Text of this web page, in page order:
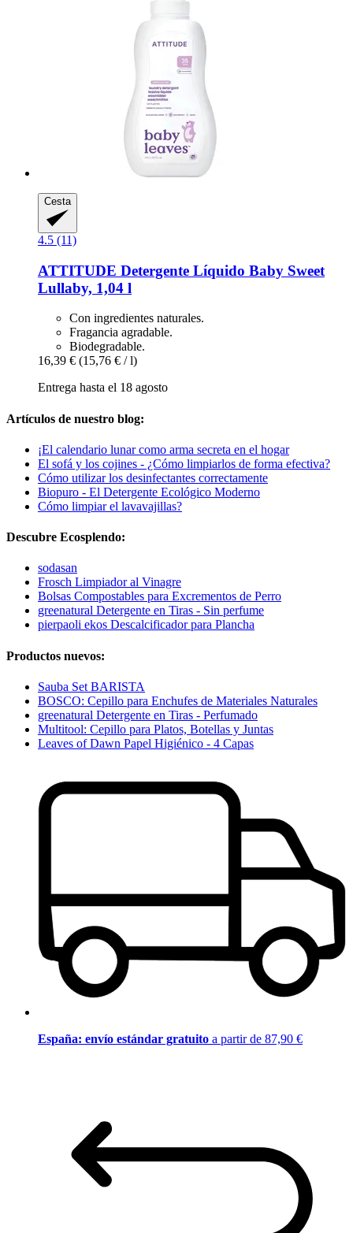
Cesta
4.5 (11)
ATTITUDE Detergente Líquido Baby Sweet
Lullaby, 1,04 l
Con ingredientes naturales.
Fragancia agradable.
Biodegradable.
16,39 € (15,76 € / l)
Entrega hasta el 18 agosto
Artículos de nuestro blog:
¡El calendario lunar como arma secreta en el hogar
El sofá y los cojines - ¿Cómo limpiarlos de forma efectiva?
Cómo utilizar los desinfectantes correctamente
Biopuro - El Detergente Ecológico Moderno
Cómo limpiar el lavavajillas?
Descubre Ecosplendo:
sodasan
Frosch Limpiador al Vinagre
Bolsas Compostables para Excrementos de Perro
greenatural Detergente en Tiras - Sin perfume
pierpaoli ekos Descalcificador para Plancha
Productos nuevos:
Sauba Set BARISTA
BOSCO: Cepillo para Enchufes de Materiales Naturales
greenatural Detergente en Tiras - Perfumado
Multitool: Cepillo para Platos, Botellas y Juntas
Leaves of Dawn Papel Higiénico - 4 Capas
España: envío estándar gratuito a partir de 87,90 €